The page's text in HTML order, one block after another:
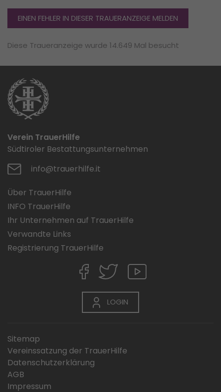
EINEN FEHLER IN DIESER TRAUERANZEIGE MELDEN
Diese Traueranzeige wurde 14.649 Mal besucht
Verein TrauerHilfe
Südtiroler Bestattungsunternehmen
info@trauerhilfe.it
Über TrauerHilfe
INFO TrauerHilfe
Ihr Unternehmen auf TrauerHilfe
Verwandte Links
Registrierung TrauerHilfe
LOGIN
Sitemap
Vereinssatzung der TrauerHilfe
Datenschutzerklärung
AGB
Impressum